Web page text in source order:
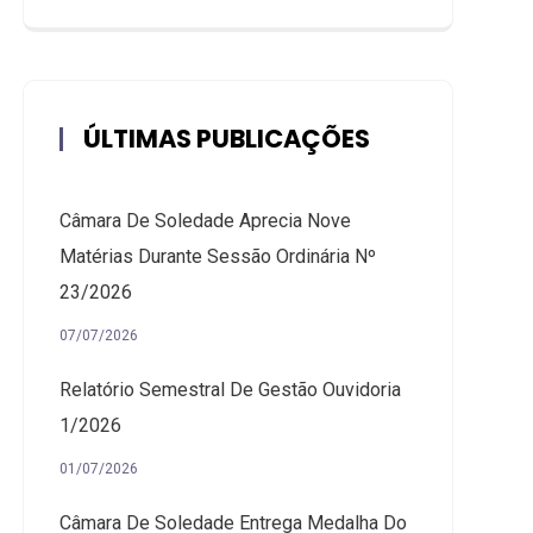
ÚLTIMAS PUBLICAÇÕES
Câmara De Soledade Aprecia Nove
Matérias Durante Sessão Ordinária Nº
23/2026
07/07/2026
Relatório Semestral De Gestão Ouvidoria
1/2026
01/07/2026
Câmara De Soledade Entrega Medalha Do